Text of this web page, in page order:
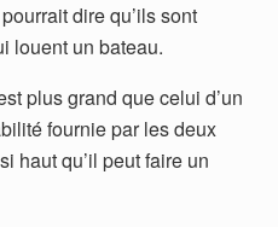
dire qu’ils sont
louent un bateau.
plus grand que celui d’un
fournie par les deux
haut qu’il peut faire un